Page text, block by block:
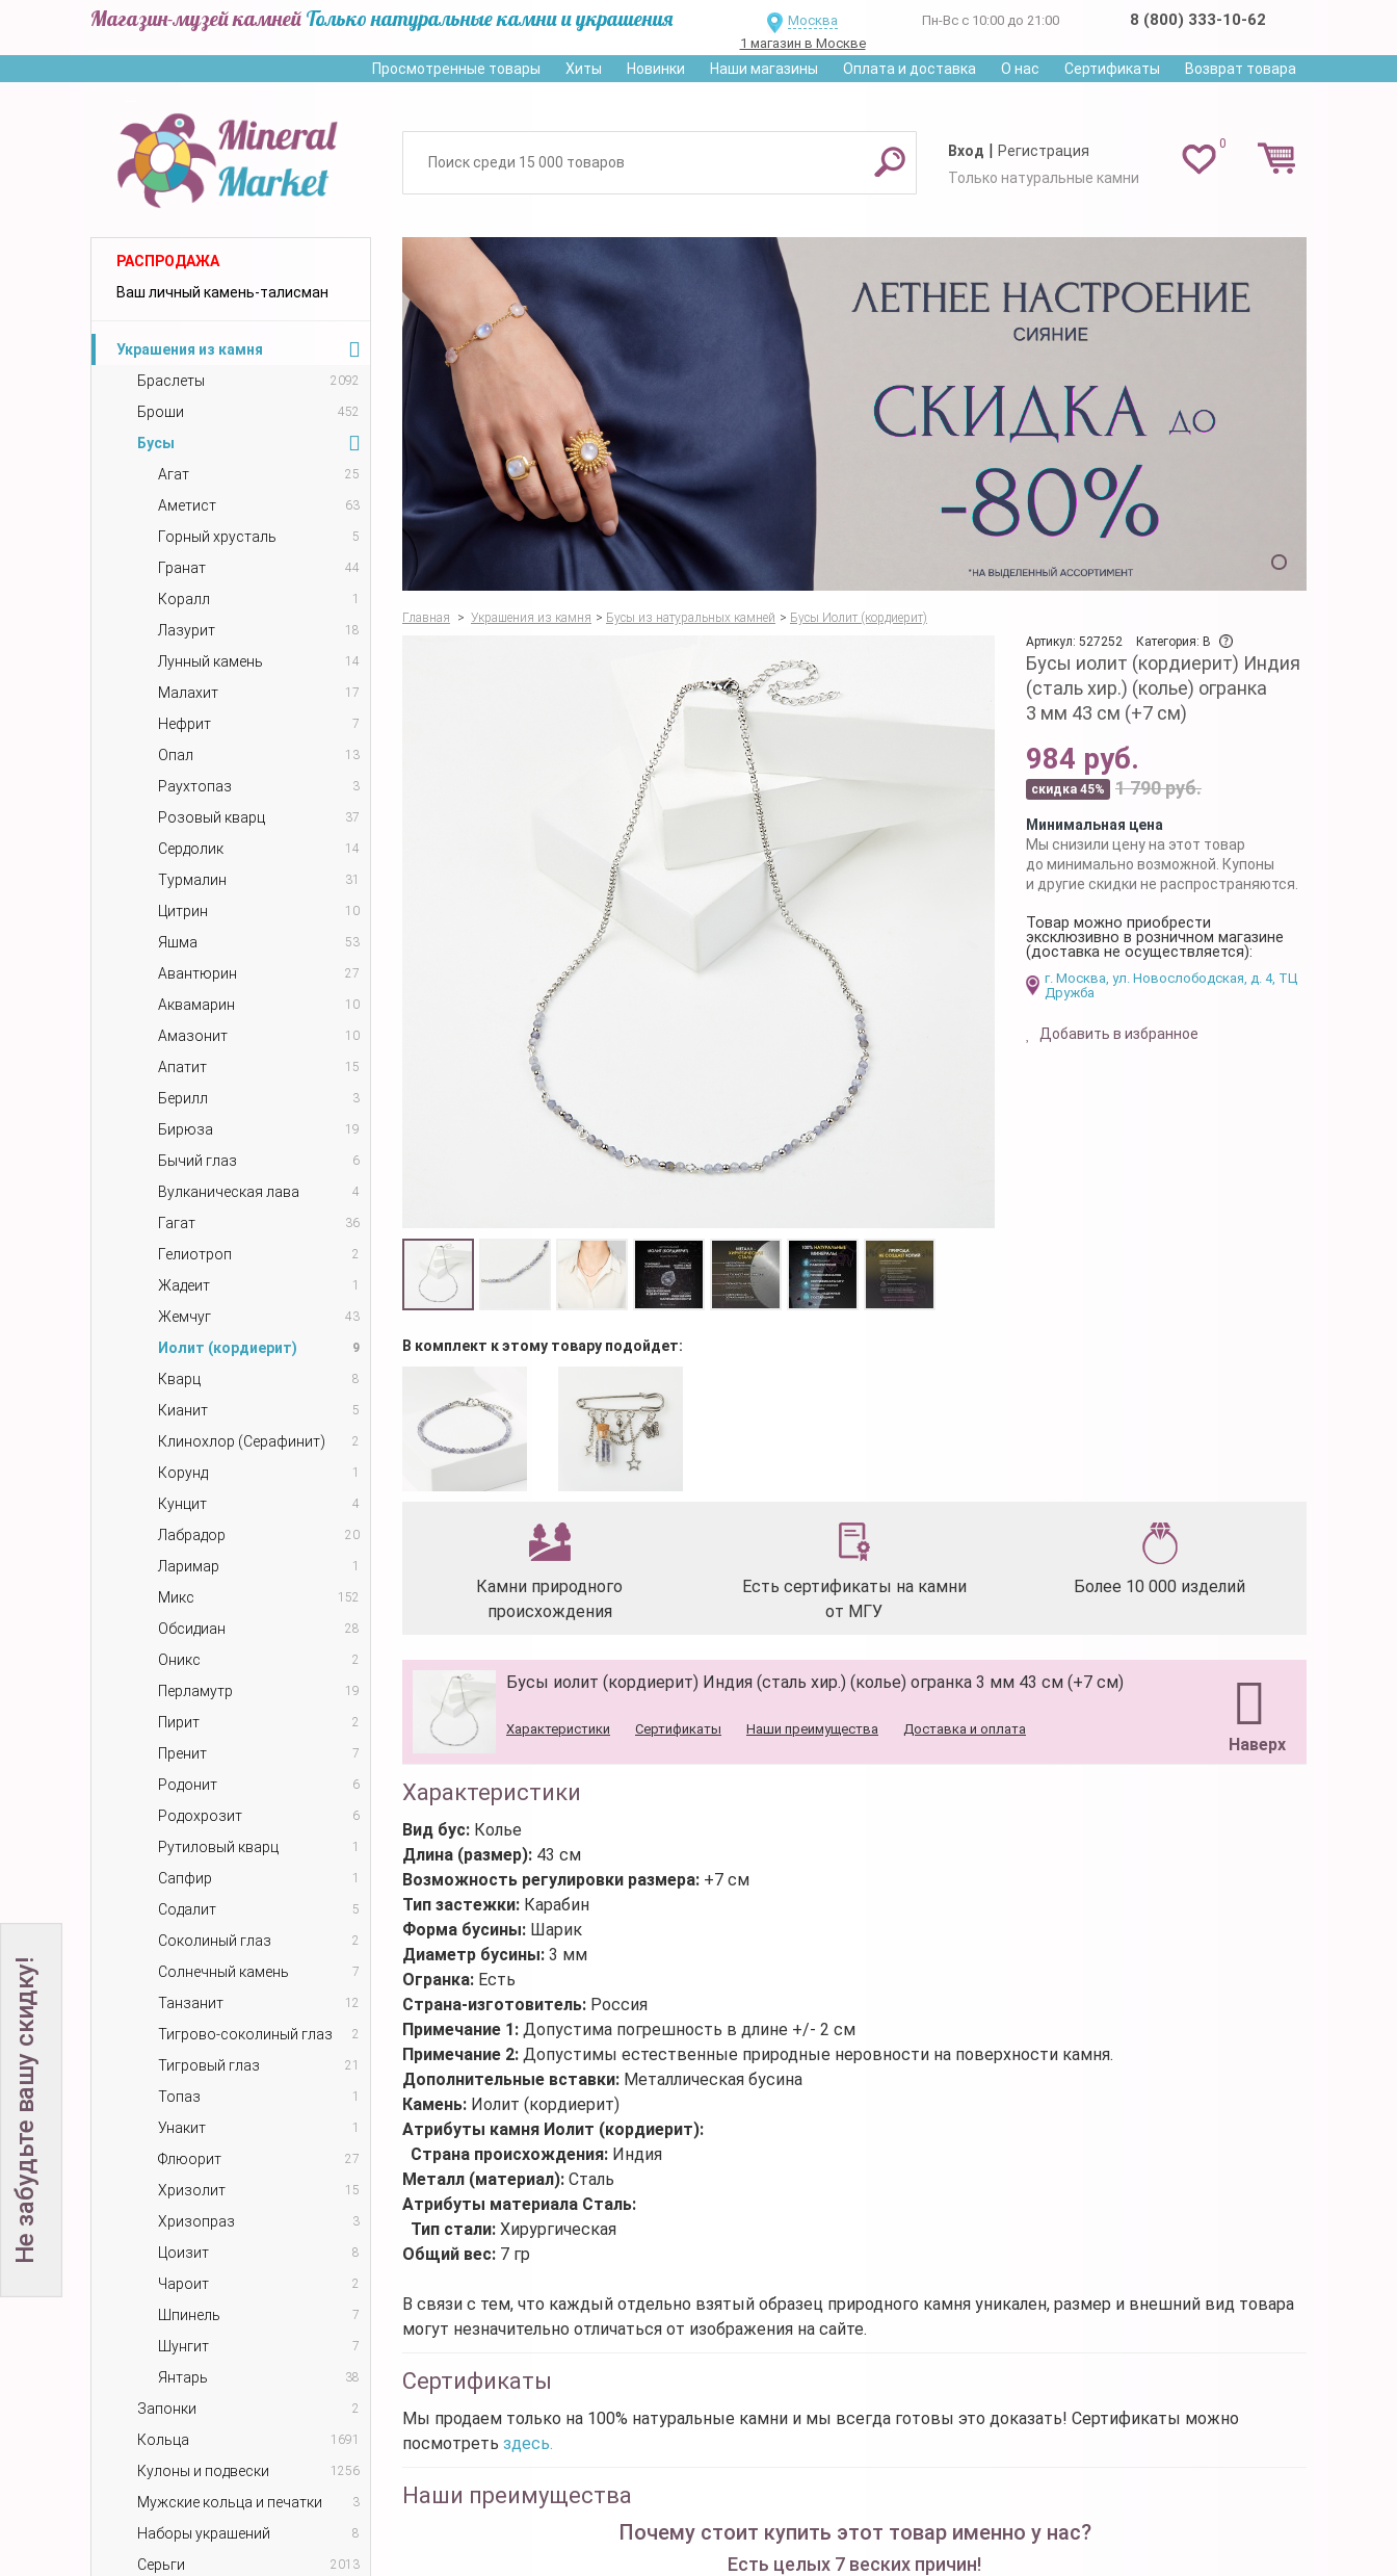
Магазин-музей камней Только натуральные камни и украшения
Москва
1 магазин в Москве
Пн-Вс с 10:00 до 21:00 8 (800) 333-10-62
Просмотренные товары Хиты Новинки Наши магазины Оплата и доставка О нас Сертификаты Возврат товара
0
Вход | Регистрация
Только натуральные камни
РАСПРОДАЖА
Ваш личный камень-талисман
Украшения из камня
Браслеты
2092
Броши 452
Бусы
Агат
25
Аметист 63
Горный хрусталь 5
Гранат 44
Коралл 1
Лазурит 18
Лунный камень 14
Малахит 17
Нефрит 7
Опал 13
Раухтопаз 3
Розовый кварц 37
Сердолик 14
Турмалин 31
Цитрин 10
Яшма 53
Авантюрин 27
Аквамарин 10
Амазонит 10
Апатит 15
Берилл 3
Бирюза 19
Бычий глаз 6
Вулканическая лава 4
Гагат 36
Гелиотроп 2
Жадеит 1
Жемчуг 43
Иолит (кордиерит) 9
Кварц 8
Кианит 5
Клинохлор (Серафинит) 2
Корунд 1
Кунцит 4
Лабрадор 20
Ларимар 1
Микс 152
Обсидиан 28
Оникс 2
Перламутр 19
Пирит 2
Пренит 7
Родонит 6
Родохрозит 6
Рутиловый кварц 1
Сапфир 1
Содалит 5
Соколиный глаз 2
Солнечный камень 7
Танзанит 12
Тигрово-соколиный глаз 2
Тигровый глаз 21
Топаз 1
Унакит 1
Флюорит 27
Хризолит 15
Хризопраз 3
Цоизит 8
Чароит 2
Шпинель 7
Шунгит 7
Янтарь 38
Запонки 2
Кольца 1691
Кулоны и подвески 1256
Мужские кольца и печатки 3
Наборы украшений 8
Серьги 2013
Главная > Украшения из камня > Бусы из натуральных камней > Бусы Иолит (кордиерит)
Артикул: 527252
Категория: B
Бусы иолит (кордиерит) Индия
(сталь хир.) (колье) огранка
3 мм 43 см (+7 см)
984 руб.
скидка 45% 1 790 руб.
Минимальная цена
Мы снизили цену на этот товар
до минимально возможной. Купоны
и другие скидки не распространяются.
Товар можно приобрести
эксклюзивно в розничном магазине
(доставка не осуществляется):
г. Москва, ул. Новослободская, д. 4, ТЦ
Дружба
Добавить в избранное
В комплект к этому товару подойдет:
Камни природного
происхождения
Есть сертификаты на камни
от МГУ
Более 10 000 изделий
Бусы иолит (кордиерит) Индия (сталь хир.) (колье) огранка 3 мм 43 см (+7 см)
Наверх
Характеристики Сертификаты Наши преимущества Доставка и оплата
Характеристики
Вид бус: Колье
Длина (размер): 43 см
Возможность регулировки размера: +7 см
Тип застежки: Карабин
Форма бусины: Шарик
Диаметр бусины: 3 мм
Огранка: Есть
Страна-изготовитель: Россия
Примечание 1: Допустима погрешность в длине +/- 2 см
Примечание 2: Допустимы естественные природные неровности на поверхности камня.
Дополнительные вставки: Металлическая бусина
Камень: Иолит (кордиерит)
Атрибуты камня Иолит (кордиерит):
Страна происхождения: Индия
Металл (материал): Сталь
Атрибуты материала Сталь:
Тип стали: Хирургическая
Общий вес: 7 гр
В связи с тем, что каждый отдельно взятый образец природного камня уникален, размер и внешний вид товара
могут незначительно отличаться от изображения на сайте.
Сертификаты
Мы продаем только на 100% натуральные камни и мы всегда готовы это доказать! Сертификаты можно
посмотреть здесь.
Наши преимущества
Почему стоит купить этот товар именно у нас?
Есть целых 7 веских причин!
Не забудьте вашу скидку!